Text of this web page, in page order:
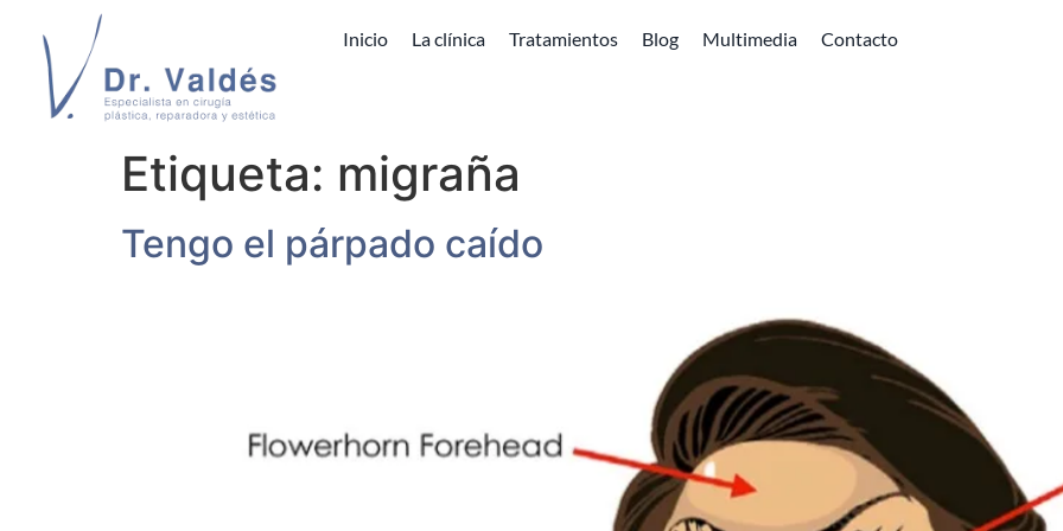
Inicio La clínica Tratamientos Blog Multimedia Contacto
Etiqueta: migraña
Tengo el párpado caído